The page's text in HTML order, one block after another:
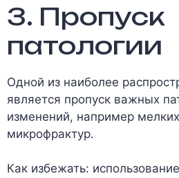
3. Пропуск
патологии
Одной из наиболее
является пропуск важных
изменений, например
микрофрактур.
Как избежать: